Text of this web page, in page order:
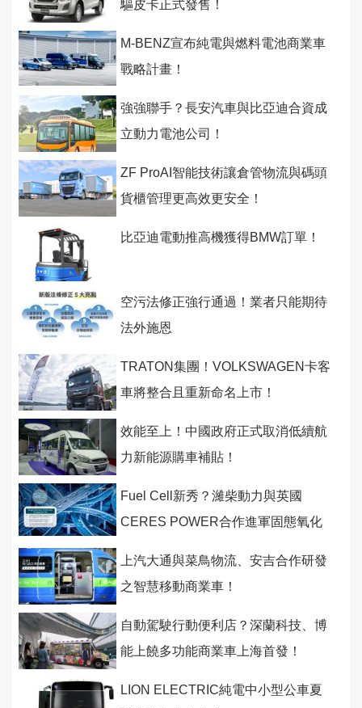
驅皮卡正式發售！
M-BENZ宣布純電與燃料電池商業車
戰略計畫！
強強聯手？長安汽車與比亞迪合資成
立動力電池公司！
ZF ProAI智能技術讓倉管物流與碼頭
貨櫃管理更高效更安全！
比亞迪電動推高機獲得BMW訂單！
空污法修正強行通過！業者只能期待
法外施恩
TRATON集團！VOLKSWAGEN卡客
車將整合且重新命名上市！
效能至上！中國政府正式取消低續航
力新能源購車補貼！
Fuel Cell新秀？濰柴動力與英國
CERES POWER合作進軍固態氧化
上汽大通與菜鳥物流、安吉合作研發
之智慧移動商業車！
自動駕駛行動便利店？深蘭科技、博
能上饒多功能商業車上海首發！
LION ELECTRIC純電中小型公車夏